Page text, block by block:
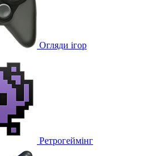
Огляди ігор
Ретрогеймінг